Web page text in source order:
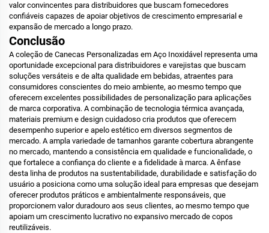
valor convincentes para distribuidores que buscam fornecedores
confiáveis capazes de apoiar objetivos de crescimento empresarial e
expansão de mercado a longo prazo.
Conclusão
A coleção de Canecas Personalizadas em Aço Inoxidável representa uma
oportunidade excepcional para distribuidores e varejistas que buscam
soluções versáteis e de alta qualidade em bebidas, atraentes para
consumidores conscientes do meio ambiente, ao mesmo tempo que
oferecem excelentes possibilidades de personalização para aplicações
de marca corporativa. A combinação de tecnologia térmica avançada,
materiais premium e design cuidadoso cria produtos que oferecem
desempenho superior e apelo estético em diversos segmentos de
mercado. A ampla variedade de tamanhos garante cobertura abrangente
no mercado, mantendo a consistência em qualidade e funcionalidade, o
que fortalece a confiança do cliente e a fidelidade à marca. A ênfase
desta linha de produtos na sustentabilidade, durabilidade e satisfação do
usuário a posiciona como uma solução ideal para empresas que desejam
oferecer produtos práticos e ambientalmente responsáveis, que
proporcionem valor duradouro aos seus clientes, ao mesmo tempo que
apoiam um crescimento lucrativo no expansivo mercado de copos
reutilizáveis.